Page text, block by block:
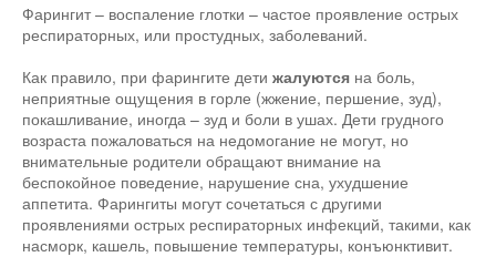
Фарингит – воспаление глотки – частое проявление острых
респираторных, или простудных, заболеваний.
Как правило, при фарингите дети жалуются на боль,
неприятные ощущения в горле (жжение, першение, зуд),
покашливание, иногда – зуд и боли в ушах. Дети грудного
возраста пожаловаться на недомогание не могут, но
внимательные родители обращают внимание на
беспокойное поведение, нарушение сна, ухудшение
аппетита. Фарингиты могут сочетаться с другими
проявлениями острых респираторных инфекций, такими, как
насморк, кашель, повышение температуры, конъюнктивит.